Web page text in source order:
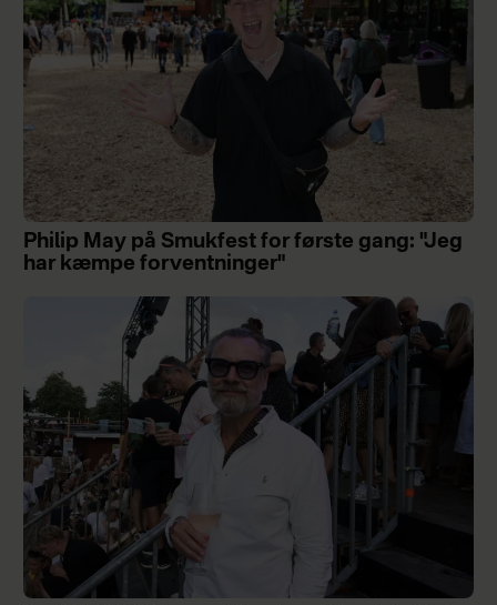
Philip May på Smukfest for første gang: "Jeg
har kæmpe forventninger"